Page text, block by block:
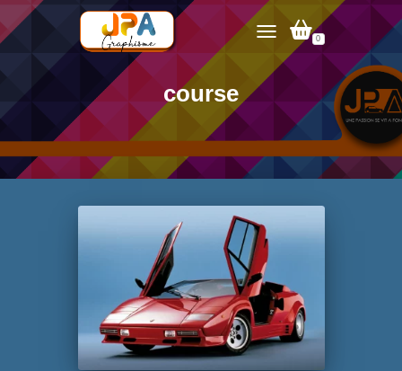
TOGGLE NAVIGATION
0
course